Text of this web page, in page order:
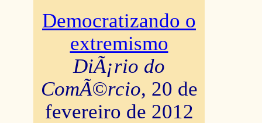
Democratizando o
extremismo
DiÃ¡rio do
ComÃ©rcio, 20 de
fevereiro de 2012